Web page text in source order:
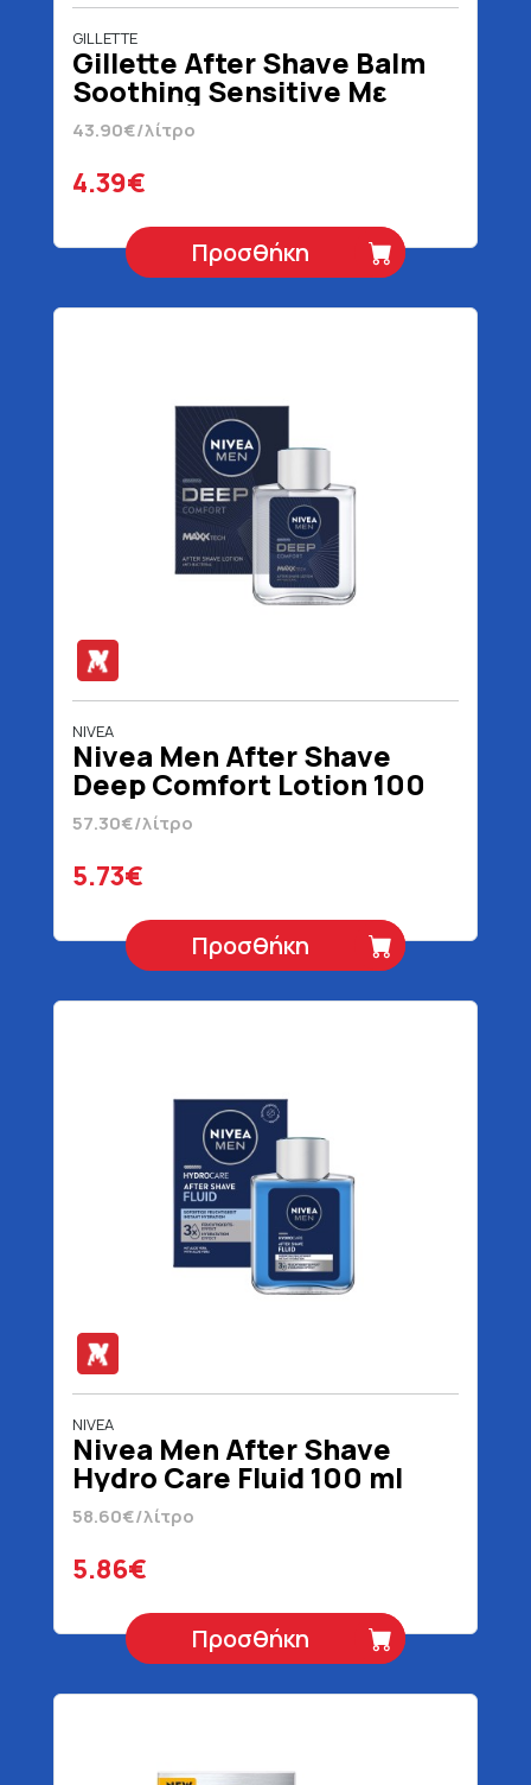
GILLETTE
Gillette After Shave Balm
Soothing Sensitive Με
Αλόη 100 ml
43.90€/λίτρο
4.39€
Προσθήκη
NIVEA
Nivea Men After Shave
Deep Comfort Lotion 100
ml
57.30€/λίτρο
5.73€
Προσθήκη
NIVEA
Nivea Men After Shave
Hydro Care Fluid 100 ml
58.60€/λίτρο
5.86€
Προσθήκη